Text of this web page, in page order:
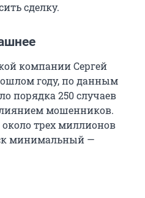
сделку.
компании Сергей
году, по данным
порядка 250 случаев
мошенников.
около трех миллионов
минимальный —